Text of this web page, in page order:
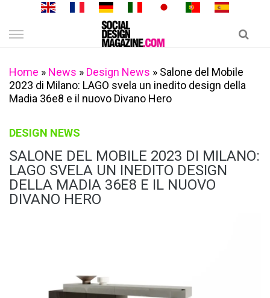
to
Home » News » Design News » Salone del Mobile
2023 di Milano: LAGO svela un inedito design della
Madia 36e8 e il nuovo Divano Hero
DESIGN NEWS
SALONE DEL MOBILE 2023 DI MILANO:
LAGO SVELA UN INEDITO DESIGN
DELLA MADIA 36E8 E IL NUOVO
DIVANO HERO